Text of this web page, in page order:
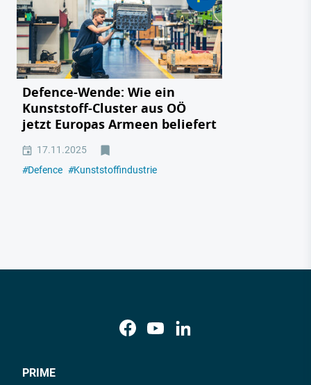
Defence-Wende: Wie ein
Kunststoff-Cluster aus OÖ
jetzt Europas Armeen beliefert
17.11.2025
#Defence #Kunststoffindustrie
PRIME